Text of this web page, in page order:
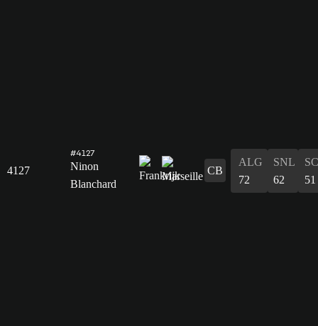
4127
#4127
Ninon
Blanchard
CB
ALG
72
SNL
62
51